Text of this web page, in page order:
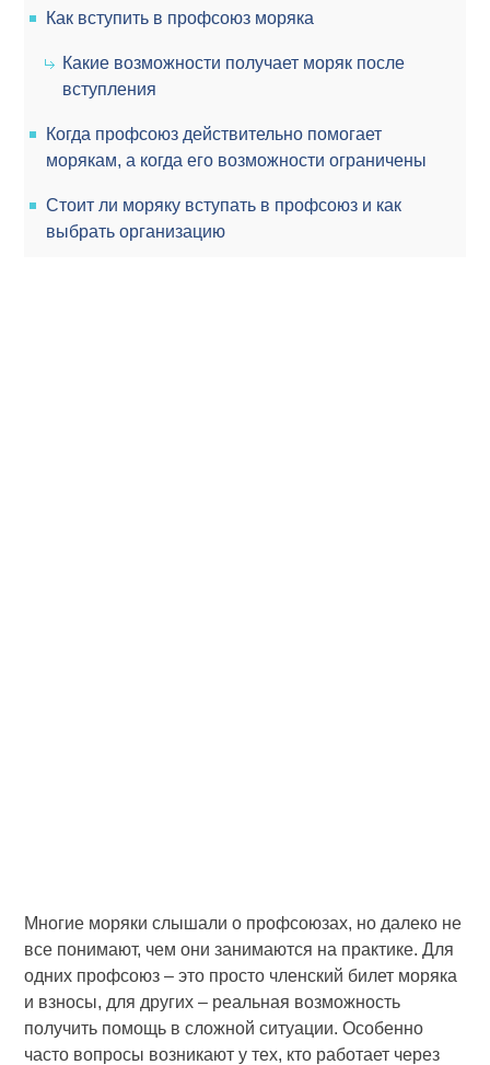
Как вступить в профсоюз моряка
Какие возможности получает моряк после
вступления
Когда профсоюз действительно помогает
морякам, а когда его возможности ограничены
Стоит ли моряку вступать в профсоюз и как
выбрать организацию
Многие моряки слышали о профсоюзах, но далеко не
все понимают, чем они занимаются на практике. Для
одних профсоюз – это просто членский билет моряка
и взносы, для других – реальная возможность
получить помощь в сложной ситуации. Особенно
часто вопросы возникают у тех, кто работает через